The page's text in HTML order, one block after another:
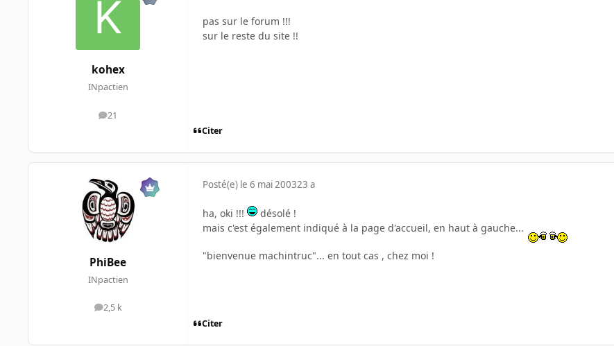
kohex
INpactien
21
messages
pas sur le forum !!!
sur le reste du site !!
Citer
PhiBee
INpactien
2,5 k
messages
Posté(e) le 6 mai 200323 a
ha, oki !!!
désolé !
mais c'est également indiqué à la page d'accueil, en haut à gauche...
"bienvenue machintruc"... en tout cas , chez moi !
Citer